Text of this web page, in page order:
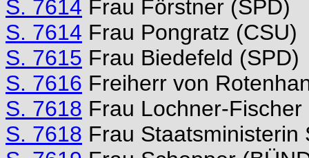
S. 7614 Frau Förstner (SPD)
S. 7614 Frau Pongratz (CSU)
S. 7615 Frau Biedefeld (SPD)
S. 7616 Freiherr von
S. 7618 Frau Lochner-Fischer
S. 7618 Frau Staatsministerin